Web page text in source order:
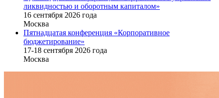
ликвидностью и оборотным капиталом»
16 cентября 2026 года
Москва
Пятнадцатая конференция «Корпоративное
бюджетирование»
17-18 сентября 2026 года
Москва